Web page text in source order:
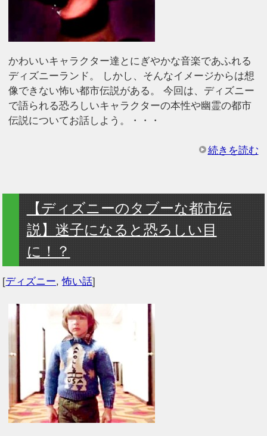
かわいいキャラクター達とにぎやかな音楽であふれる
ディズニーランド。 しかし、そんなイメージからは想
像できない怖い都市伝説がある。 今回は、ディズニー
で語られる恐ろしいキャラクターの本性や幽霊の都市
伝説についてお話しよう。・・・
続きを読む
【ディズニーのタブーな都市伝
説】迷子になると恐ろしい目
に！？
[ディズニー,怖い話]